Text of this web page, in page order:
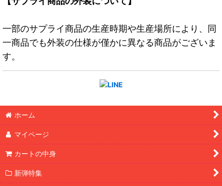
一部のサプライ商品の生産時期や生産場所により、同
一商品でも外装の仕様が僅かに異なる商品がございま
す。
ホーム
マイページ
カートの中身
新弾特集